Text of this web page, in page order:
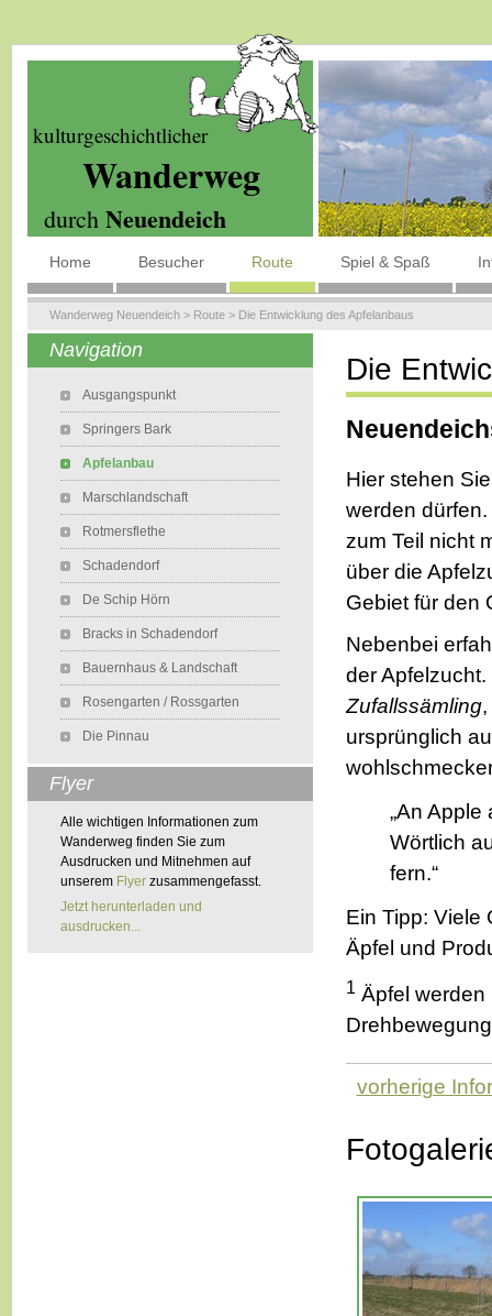
kulturgeschichtlicher
Wanderweg
durch Neuendeich
Home Besucher Route Spiel & Spaß
Wanderweg Neuendeich > Route > Die Entwicklung des Apfelanbaus
Navigation
Ausgangspunkt
Springers Bark
Apfelanbau
Marschlandschaft
Rotmersflethe
Schadendorf
De Schip Hörn
Bracks in Schadendorf
Bauernhaus & Landschaft
Rosengarten / Rossgarten
Die Pinnau
Flyer
Alle wichtigen Informationen zum
Wanderweg finden Sie zum
Ausdrucken und Mitnehmen auf
unserem Flyer zusammengefasst.
Jetzt herunterladen und
ausdrucken...
Die
Hier stehen
werden
zum Teil nicht
über die
Gebiet für den
Nebenbei
der
Zufallssämling
ursprünglich
„An Apple
Wörtlich
fern.“
Ein Tipp: Viele
Äpfel und
1 Äpfel werden
vorherige